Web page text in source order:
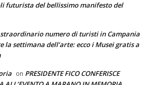
futurista del bellissimo manifesto del
numero di turisti in Campania
la settimana dell’arte: ecco i Musei gratis a
on PRESIDENTE FICO CONFERISCE